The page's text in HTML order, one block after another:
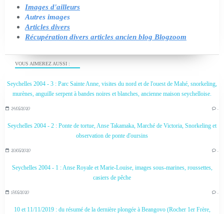
VOUS AIMEREZ AUSSI :
Seychelles 2004 - 3 : Parc Sainte Anne, visites du nord et de l'ouest de Mahé, snorkeling,
murènes, anguille serpent à bandes noires et blanches, ancienne maison seychelloise.
24/05/2020 …
Seychelles 2004 - 2 : Ponte de tortue, Anse Takamaka, Marché de Victoria, Snorkeling et
observation de ponte d'oursins
20/05/2020 …
Seychelles 2004 - 1 : Anse Royale et Marie-Louise, images sous-marines, roussettes,
casiers de pêche
17/05/2020 …
10 et 11/11/2019 : du résumé de la dernière plongée à Beangovo (Rocher 1er Frère,
Images d'ailleurs
Autres images
Articles divers
Récupération divers articles ancien blog Blogzoom